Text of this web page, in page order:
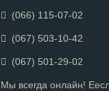
(066) 115-07-02
(067) 503-10-42
(067) 501-29-02
Мы всегда онлайн!